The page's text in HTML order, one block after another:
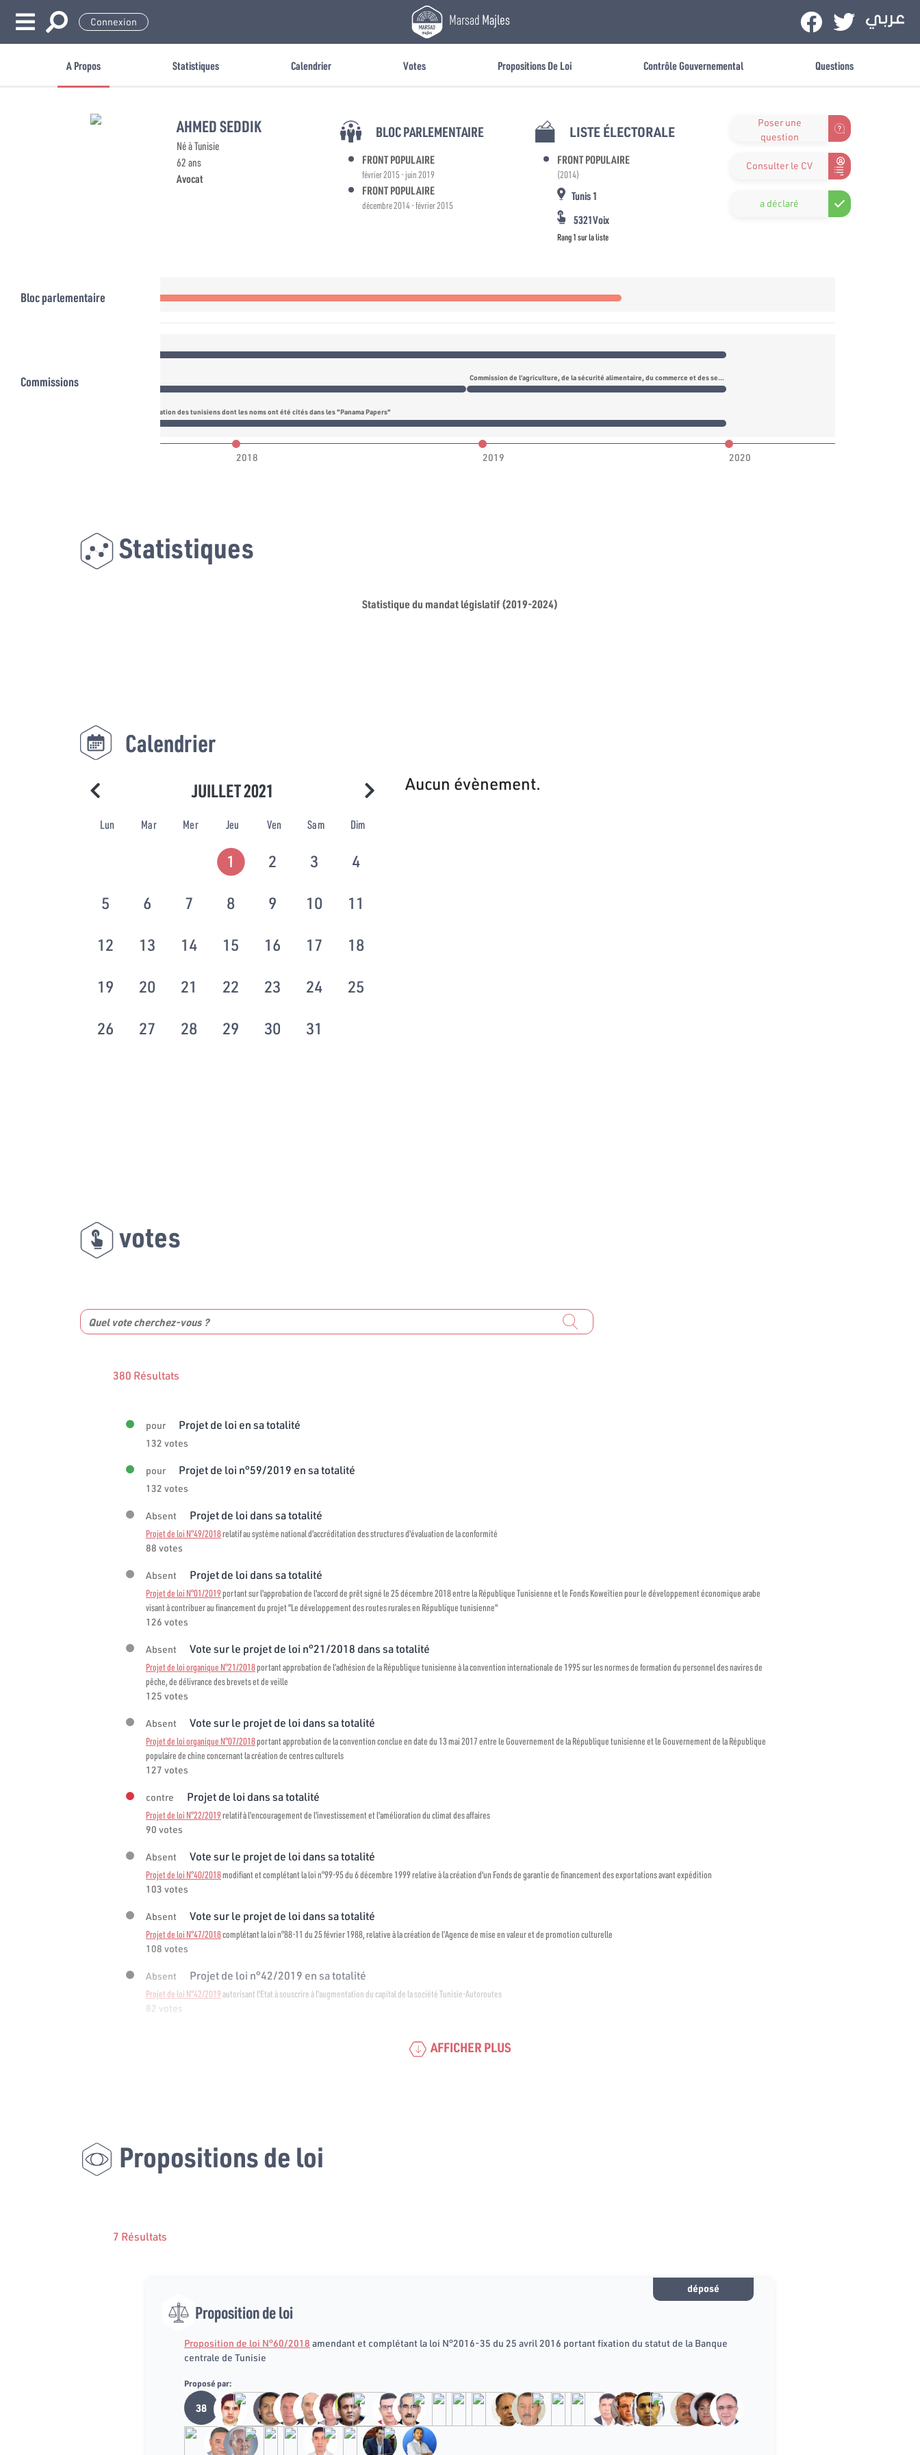
Connexion MarsadMajles
A Propos Statistiques Calendrier Votes Propositions De Loi Contrôle Gouvernemental Questions
AHMED SEDDIK
Né à Tunisie
62 ans
Avocat
BLOC PARLEMENTAIRE
FRONT POPULAIRE
février 2015 - juin 2019
FRONT POPULAIRE
décembre 2014 - février 2015
LISTE ÉLECTORALE
FRONT POPULAIRE
(2014)
Tunis 1
5321Voix
Rang 1 sur la liste
Poser une
question
Consulter le CV
a déclaré
Bloc parlementaire
Commissions Commission de l’agriculture, de la sécurité alimentaire, du commerce et des services annexes
et l'évasion fiscale et le degré d'implication des tunisiens dont les noms ont été cités dans les "Panama Papers"
2018 2019 2020
Statistiques
Statistique du mandat législatif (2019-2024)
Calendrier
JUILLET 2021
Lun Mar Mer Jeu Ven Sam Dim
1 2 3 4
5 6 7 8 9 10 11
12 13 14 15 16 17 18
19 20 21 22 23 24 25
26 27 28 29 30 31
Aucun évènement.
votes
380 Résultats
pour Projet de loi en sa totalité
132 votes
pour Projet de loi n°59/2019 en sa totalité
132 votes
Absent Projet de loi dans sa totalité
Projet de loi N°49/2018relatif au système national d'accréditation des structures d'évaluation de la conformité
88 votes
Absent Projet de loi dans sa totalité
Projet de loi N°01/2019portant sur l'approbation de l'accord de prêt signé le 25 décembre 2018 entre la République Tunisienne et le Fonds Koweïtien pour le développement économique arabe
visant à contribuer au financement du projet "Le développement des routes rurales en République tunisienne"
126 votes
Absent Vote sur le projet de loi n°21/2018 dans sa totalité
Projet de loi organique N°21/2018portant approbation de l’adhésion de la République tunisienne à la convention internationale de 1995 sur les normes de formation du personnel des navires de
pêche, de délivrance des brevets et de veille
125 votes
Absent Vote sur le projet de loi dans sa totalité
Projet de loi organique N°07/2018portant approbation de la convention conclue en date du 13 mai 2017 entre le Gouvernement de la République tunisienne et le Gouvernement de la République
populaire de chine concernant la création de centres culturels
127 votes
contre Projet de loi dans sa totalité
Projet de loi N°22/2019relatif à l'encouragement de l'investissement et l'amélioration du climat des affaires
90 votes
Absent Vote sur le projet de loi dans sa totalité
Projet de loi N°40/2018modifiant et complétant la loi n°99-95 du 6 décembre 1999 relative à la création d'un Fonds de garantie de financement des exportations avant expédition
103 votes
Absent Vote sur le projet de loi dans sa totalité
Projet de loi N°47/2018complétant la loi n°88-11 du 25 février 1988, relative à la création de l’Agence de mise en valeur et de promotion culturelle
108 votes
Absent Projet de loi n°42/2019 en sa totalité
Projet de loi N°42/2019autorisant l'Etat à souscrire à l'augmentation du capital de la société Tunisie-Autoroutes
82 votes
AFFICHER PLUS
Propositions de loi
7 Résultats
déposé
Proposition de loi
Proposition de loi N°60/2018 amendant et complétant la loi N°2016-35 du 25 avril 2016 portant fixation du statut de la Banque
centrale de Tunisie
Proposé par:
38